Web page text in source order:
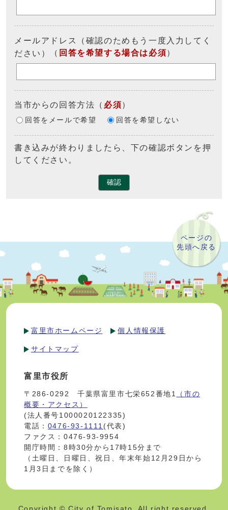
メールアドレス（確認のためもう一度入力してく
ださい）
（ 回答を希望する場合は必須）
当市からの回答方法 （ 必須）
回答をメールで希望 回答を希望しない
書き込みが終わりましたら、下の確認ボタンを押
してください。
確認
ページの
先頭へ戻る
富里市ホームページ 個人情報保護
サイトマップ
富里市役所
〒286-0292 千葉県富里市七栄652番地1
（市の
概要・アクセス）
(法人番号1000020122335)
電話： 0476-93-1111(代表)
ファクス：0476-93-9954
開庁時間：8時30分から17時15分まで
（土曜日、日曜日、祝日、年末年始12月29日から
1月3日までを除く）